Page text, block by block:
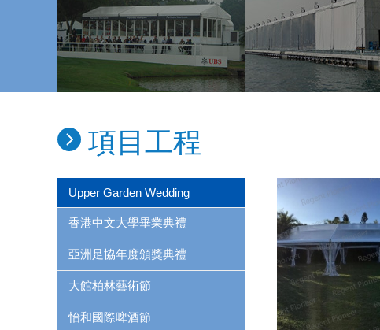
項目工程
Upper Garden Wedding
香港中文大學畢業典禮
亞洲足協年度頒獎典禮
大館柏林藝術節
怡和國際啤酒節